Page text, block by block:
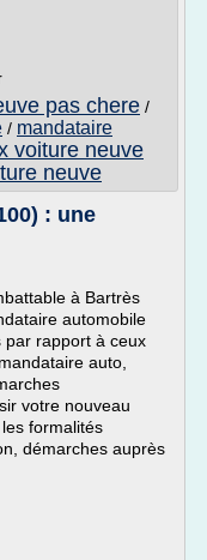
pas chere /
/ mandataire
voiture neuve
neuve
: une
à Bartrès
automobile
par rapport à ceux
auto,
votre nouveau
formalités
démarches auprès